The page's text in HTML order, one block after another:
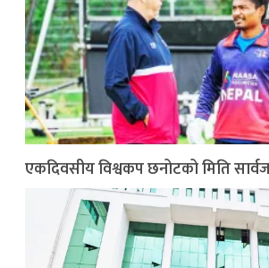
एकदिवसीय विश्वकप छनोटको मिति